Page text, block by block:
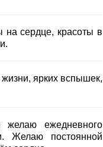
сердце, красоты в
ярких вспышек,
ежедневного
Желаю постоянной